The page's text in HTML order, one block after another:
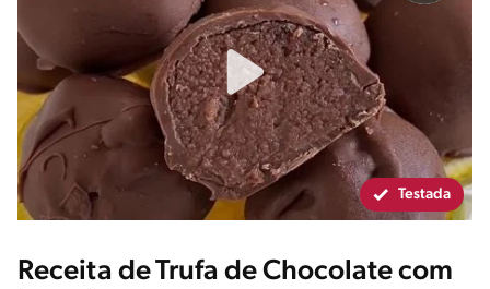
Testada
Receita de Trufa de Chocolate com